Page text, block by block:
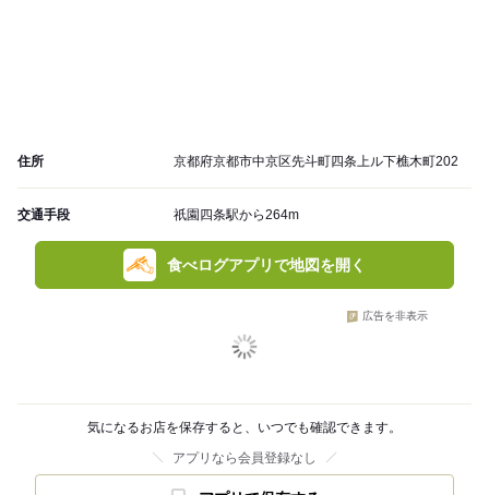
住所 京都府京都市中京区先斗町四条上ル下樵木町202
交通手段 祇園四条駅から264m
食べログアプリで地図を開く
広告を非表示
気になるお店を保存すると、いつでも確認できます。
アプリなら会員登録なし